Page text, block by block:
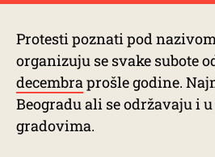
Protesti poznati pod
organizuju se svake subote
decembraprošle godine.
Beogradu ali se održavaju i
gradovima.